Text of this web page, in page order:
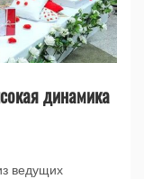
динамика
ведущих